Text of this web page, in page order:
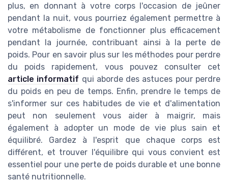
plus, en donnant à votre corps l'occasion de jeûner
pendant la nuit, vous pourriez également permettre à
votre métabolisme de fonctionner plus efficacement
pendant la journée, contribuant ainsi à la perte de
poids. Pour en savoir plus sur les méthodes pour perdre
du poids rapidement, vous pouvez consulter cet
article informatif qui aborde des astuces pour perdre
du poids en peu de temps. Enfin, prendre le temps de
s'informer sur ces habitudes de vie et d'alimentation
peut non seulement vous aider à maigrir, mais
également à adopter un mode de vie plus sain et
équilibré. Gardez à l'esprit que chaque corps est
différent, et trouver l'équilibre qui vous convient est
essentiel pour une perte de poids durable et une bonne
santé nutritionnelle.